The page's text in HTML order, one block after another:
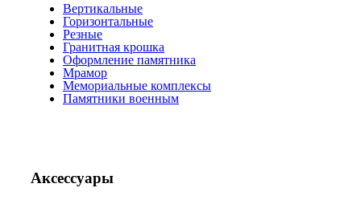
Вертикальные
Горизонтальные
Резные
Гранитная крошка
Оформление памятника
Мрамор
Мемориальные комплексы
Памятники военным
Аксессуары